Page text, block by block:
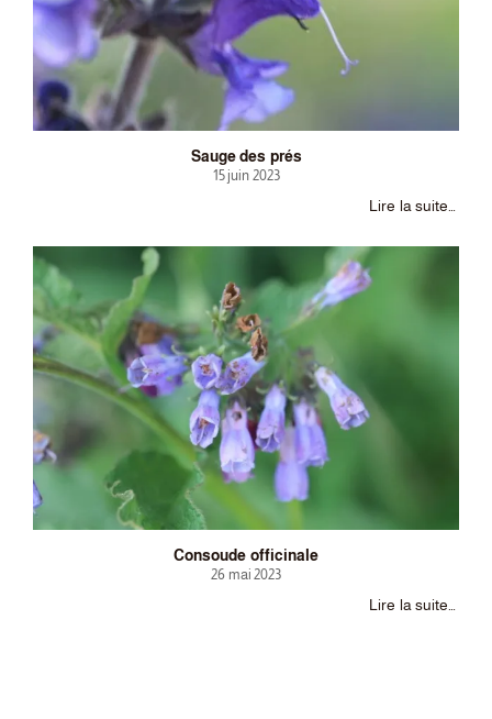
Sauge des prés
15 juin 2023
Lire la suite…
Consoude officinale
26 mai 2023
Lire la suite…